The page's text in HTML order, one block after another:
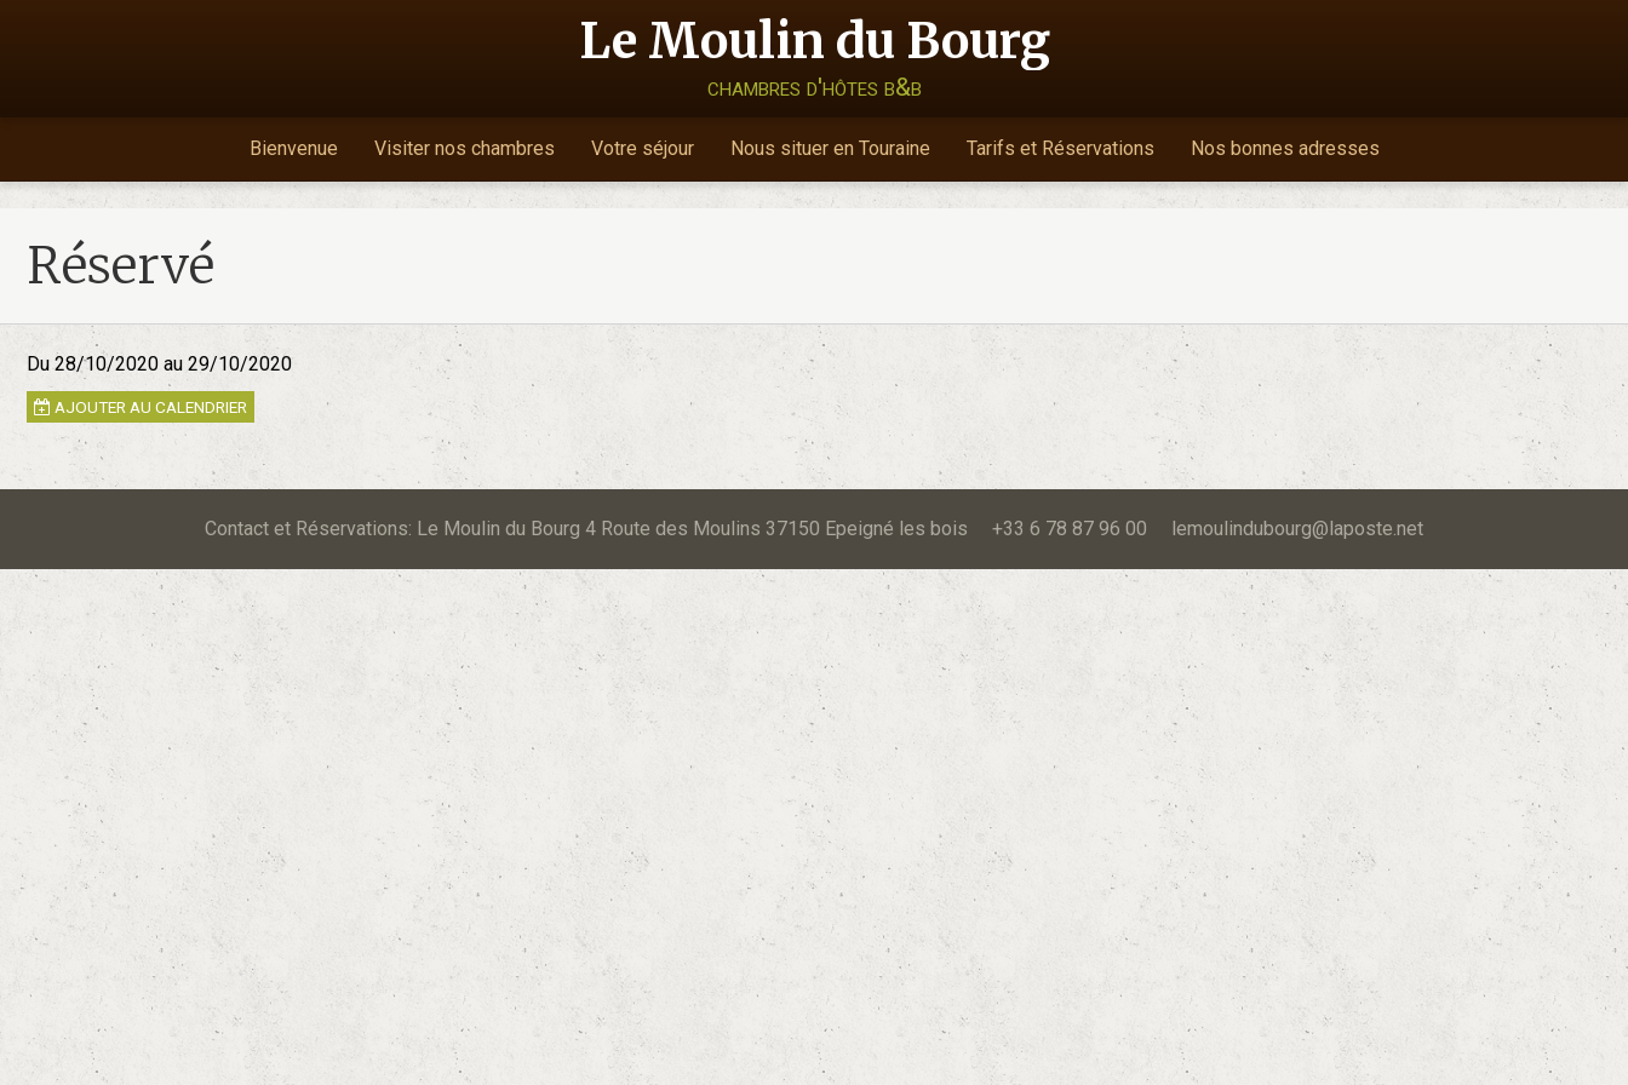
Le Moulin du Bourg
chambres d'hôtes b&b
Bienvenue Visiter nos chambres Votre séjour Nous situer en Touraine Tarifs et Réservations Nos bonnes adresses
Réservé
Du 28/10/2020 au 29/10/2020
AJOUTER AU CALENDRIER
Contact et Réservations: Le Moulin du Bourg 4 Route des Moulins 37150 Epeigné les bois +33 6 78 87 96 00 lemoulindubourg@laposte.net